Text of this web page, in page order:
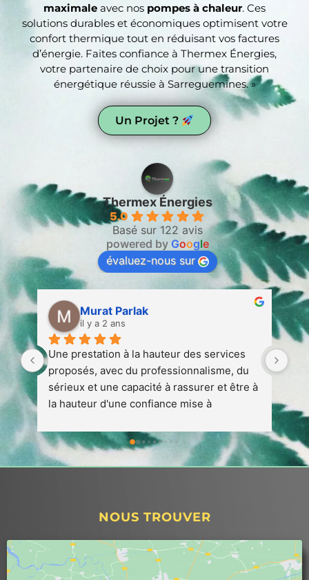
maximale avec nos pompes à chaleur. Ces
solutions durables et économiques optimisent votre
confort thermique tout en réduisant vos factures
d’énergie. Faites confiance à Thermex Énergies,
votre partenaire de choix pour une transition
énergétique réussie à Sarreguemines. »
Un Projet ?
Thermex Énergies
5.0
Basé sur 122 avis
powered by Google
évaluez-nous sur
Murat Parlak
il y a 2 ans
Une prestation à la hauteur des services
proposés, avec du professionnalisme, du
sérieux et une capacité à rassurer et être à
la hauteur d'une confiance mise à
effectués.j'invite avec sincérité tous
particulier qui sont à la recherche et
l'attente de travailler avec des
de
2
NOUS TROUVER